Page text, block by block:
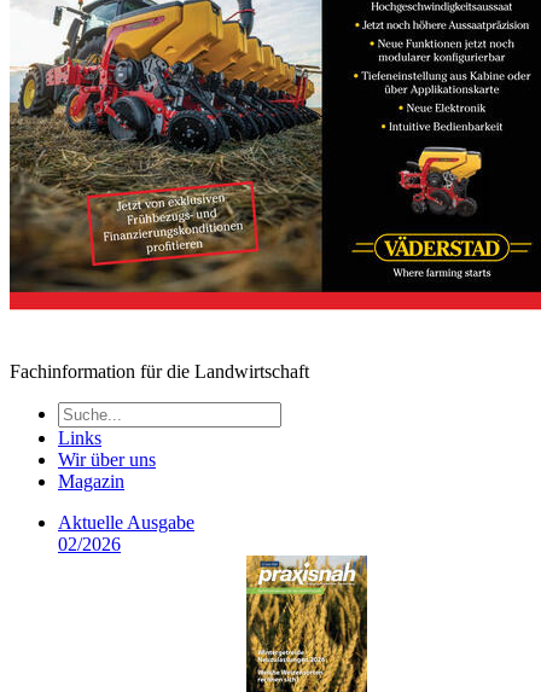
Fachinformation für die Landwirtschaft
Links
Wir über uns
Magazin
Aktuelle Ausgabe
02/2026